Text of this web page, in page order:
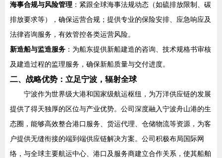
海事合规与风险管理 ：紧跟全球海事法规动态（如硫排放限制、碳
排放要求等），确保运营合规；提供专业的保险安排、应急响应及
法律咨询服务，有效管控各类运营风险。
新造船与监造服务 ：为船东提供新船建造的咨询、技术规格书审核
及建造过程的监理服务，确保新船质量与交付进度。
二、战略优势：立足宁波，辐射全球
宁波作为世界级大港和国家级航运枢纽，为万洋供应链的发展
提供了得天独厚的区位与产业优势。公司深度融入宁波舟山港的生
态圈，能够高效整合港口服务、货运代理、仓储物流等资源，为客
户提供无缝衔接的端到端供应链解决方案。公司积极布局国际网
络，与全球主要航运中心、港口及服务商建立合作关系，使其船舶